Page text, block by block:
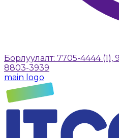
Борлуулалт: 7705-4444 (1),
8803-3939
main logo